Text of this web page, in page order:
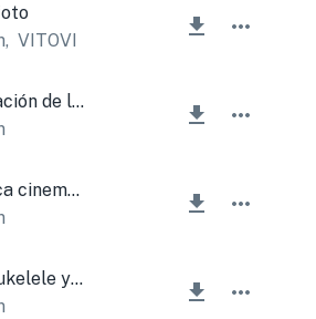
, VITOVI
Adoración de la lámpara
Música cinematográfica inspirada y relajada
Chill ukelele y guitarra acústica